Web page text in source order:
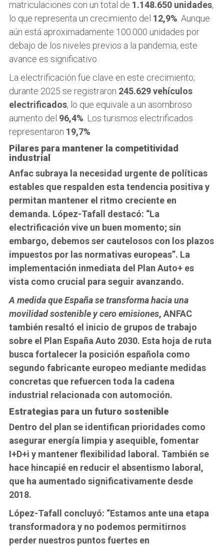
matriculaciones con un total de 1.148.650 unidades,
lo que representa un crecimiento del 12,9% . Aunque
aún está aproximadamente 100.000 unidades por
debajo de los niveles previos a la pandemia, este
avance es significativo.
La electrificación fue clave en este crecimiento;
durante 2025 se registraron 245.629 vehículos
electrificados, lo que equivale a un asombroso
aumento del 96,4% . Los turismos electrificados
representaron 19,7%
Pilares para mantener la competitividad
industrial
Anfac subraya la necesidad urgente de políticas
estables que respalden esta tendencia positiva y
permitan mantener el ritmo creciente en
demanda. López-Tafall destacó: “La
electrificación vive un buen momento; sin
embargo, debemos ser cautelosos con los plazos
impuestos por las normativas europeas”. La
implementación inmediata del Plan Auto+ es
vista como crucial para seguir avanzando.
A medida que España se transforma hacia una
movilidad sostenible y cero emisiones, ANFAC
también resaltó el inicio de grupos de trabajo
sobre el Plan España Auto 2030. Esta hoja de ruta
busca fortalecer la posición española como
segundo fabricante europeo mediante medidas
concretas que refuercen toda la cadena
industrial relacionada con automoción.
Estrategias para un futuro sostenible
Dentro del plan se identifican prioridades como
asegurar energía limpia y asequible, fomentar
I+D+i y mantener flexibilidad laboral. También se
hace hincapié en reducir el absentismo laboral,
que ha aumentado significativamente desde
2018.
López-Tafall concluyó: “Estamos ante una etapa
transformadora y no podemos permitirnos
perder nuestros puntos fuertes en